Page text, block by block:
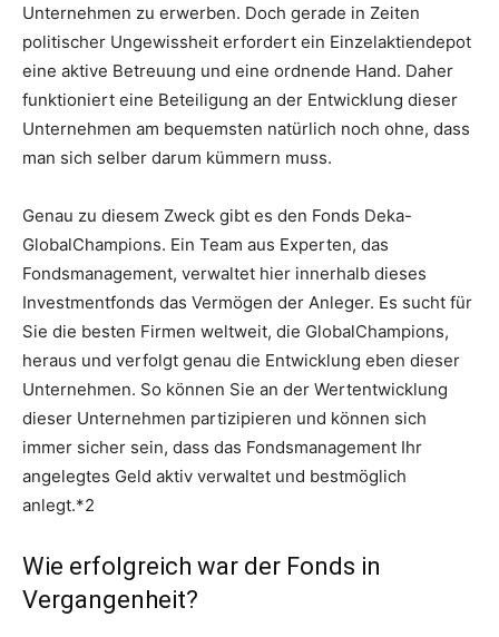
Unternehmen zu erwerben. Doch gerade in Zeiten
politischer Ungewissheit erfordert ein Einzelaktiendepot
eine aktive Betreuung und eine ordnende Hand. Daher
funktioniert eine Beteiligung an der Entwicklung dieser
Unternehmen am bequemsten natürlich noch ohne, dass
man sich selber darum kümmern muss.
Genau zu diesem Zweck gibt es den Fonds Deka-
GlobalChampions. Ein Team aus Experten, das
Fondsmanagement, verwaltet hier innerhalb dieses
Investmentfonds das Vermögen der Anleger. Es sucht für
Sie die besten Firmen weltweit, die GlobalChampions,
heraus und verfolgt genau die Entwicklung eben dieser
Unternehmen. So können Sie an der Wertentwicklung
dieser Unternehmen partizipieren und können sich
immer sicher sein, dass das Fondsmanagement Ihr
angelegtes Geld aktiv verwaltet und bestmöglich
anlegt.*2
Wie erfolgreich war der Fonds in
Vergangenheit?